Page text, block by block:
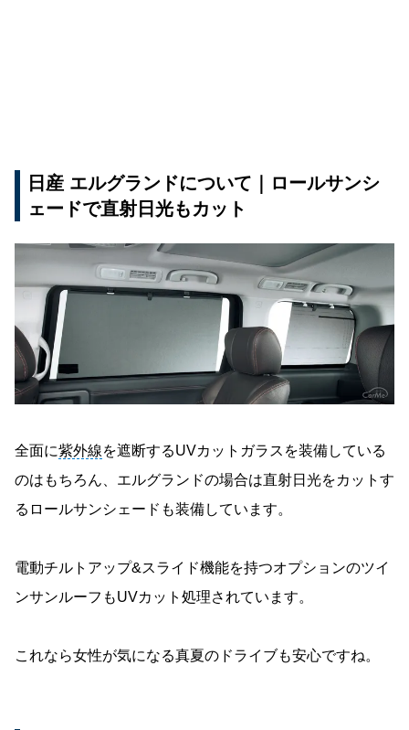
日産 エルグランドについて｜ロールサンシ
ェードで直射日光もカット
全面に紫外線を遮断するUVカットガラスを装備している
のはもちろん、エルグランドの場合は直射日光をカットす
るロールサンシェードも装備しています。
電動チルトアップ&スライド機能を持つオプションのツイ
ンサンルーフもUVカット処理されています。
これなら女性が気になる真夏のドライブも安心ですね。